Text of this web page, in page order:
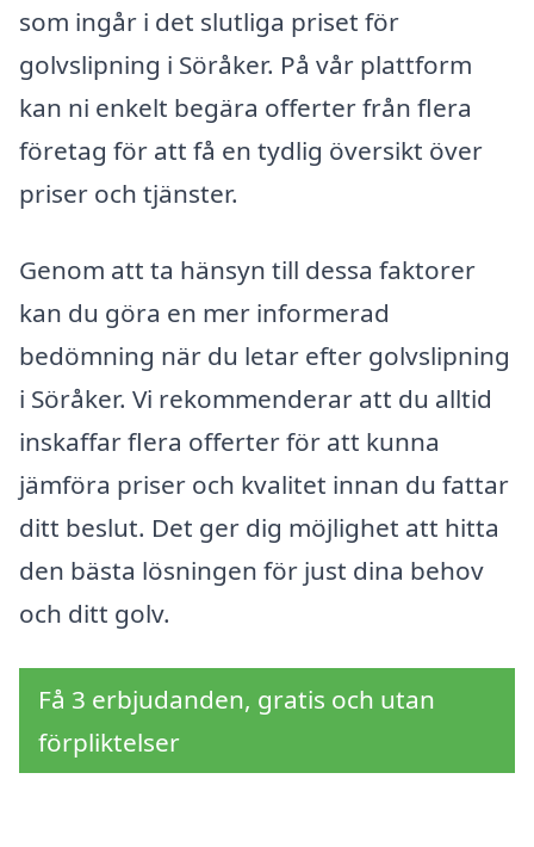
som ingår i det slutliga priset för
golvslipning i Söråker. På vår plattform
kan ni enkelt begära offerter från flera
företag för att få en tydlig översikt över
priser och tjänster.
Genom att ta hänsyn till dessa faktorer
kan du göra en mer informerad
bedömning när du letar efter golvslipning
i Söråker. Vi rekommenderar att du alltid
inskaffar flera offerter för att kunna
jämföra priser och kvalitet innan du fattar
ditt beslut. Det ger dig möjlighet att hitta
den bästa lösningen för just dina behov
och ditt golv.
Få 3 erbjudanden, gratis och utan
förpliktelser